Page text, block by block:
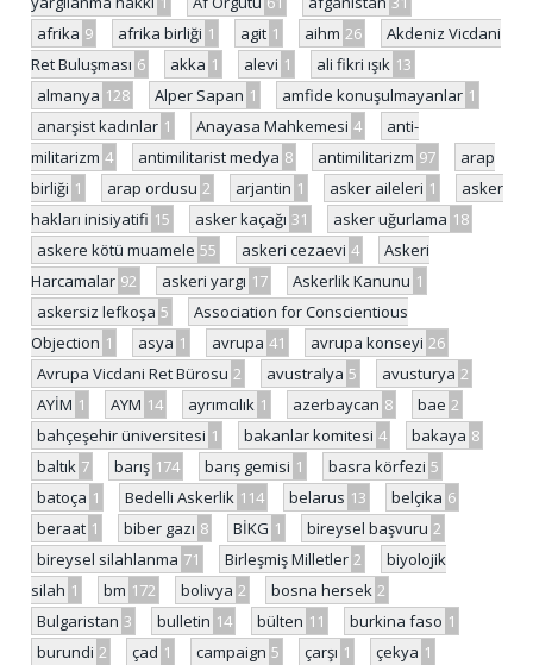
afrika 9 afrika birliği 1 agit 1 aihm 26
Akdeniz Vicdani
Ret Buluşması 6 akka 1 alevi 1 ali fikri ışık 13
almanya 128 Alper Sapan 1 amfide konuşulmayanlar 1
anarşist kadınlar 1 Anayasa Mahkemesi 4
anti-
militarizm 4 antimilitarist medya 8 antimilitarizm 97
arap
birliği 1 arap ordusu 2 arjantin 1 asker aileleri 1
asker
hakları inisiyatifi 15 asker kaçağı 31 asker uğurlama 18
askere kötü muamele 55 askeri cezaevi 4
Askeri
Harcamalar 92 askeri yargı 17 Askerlik Kanunu 1
askersiz lefkoşa 5
Association for Conscientious
Objection 1 asya 1 avrupa 41 avrupa konseyi 26
Avrupa Vicdani Ret Bürosu 2 avustralya 5 avusturya 2
AYİM 1 AYM 14 ayrımcılık 1 azerbaycan 8 bae 2
bahçeşehir üniversitesi 1 bakanlar komitesi 4 bakaya 8
baltık 7 barış 174 barış gemisi 1 basra körfezi 5
batoça 1 Bedelli Askerlik 114 belarus 13 belçika 6
beraat 1 biber gazı 8 BİKG 1 bireysel başvuru 2
bireysel silahlanma 71 Birleşmiş Milletler 2
biyolojik
silah 1 bm 172 bolivya 2 bosna hersek 2
Bulgaristan 3 bulletin 14 bülten 11 burkina faso 1
burundi 2 çad 1 campaign 5 çarşı 1 çekya 1